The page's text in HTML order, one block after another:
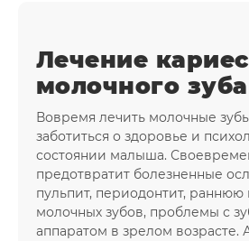
Лечение
молочного зуба
Вовремя лечить молочные
заботиться о здоровье и
состоянии малыша.
предотвратит болезненные
пульпит, периодонтит,
молочных зубов, проблемы с
аппаратом в зрелом возрасте.